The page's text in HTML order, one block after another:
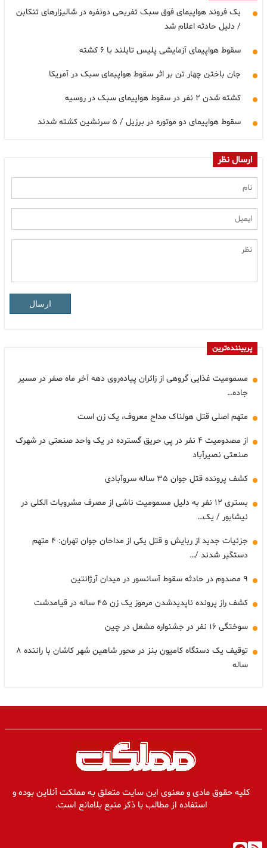
یک فروند هواپیمای فوق سبک تفریحی دونفره در شالیزارهای تنکابن
/ دلیل حادثه اعلام شد
سقوط هواپیمای آزمایشی پلیس تایلند با ۶ کشته
جان باختن چهار تن بر اثر سقوط هواپیمای سبک در آمریکا
کشته شدن ۲ نفر در سقوط هواپیمای سبک در روسیه
سقوط هواپیمای دو موتوره در برزیل / ۵ سرنشین کشته شدند
ارسال نظر
ارسال
پربیننده‌ترین
مسمومیت غذایی گروهی از زائران پیاده‌روی دهه آخر ماه صفر در مسیر
جاده…
متهم اصلی قتل هولناک مداح معروف، یک زن است
از مصدومیت ۴ نفر در پی حریق گسترده در یک واحد صنعتی در شهرک
صنعتی نصیرآباد
کشف پرونده قتل جوان ۳۵ ساله سروآبادی
بستری ۱۲ نفر به دلیل مسمومیت ناشی از مصرف مشروبات الکلی در
نیشابور / یک…
جزئیات جدید از ربایش و قتل یکی از مداحان جوان تهران: ۴ متهم
دستگیر شدند /…
۹ مصدوم در حادثه سقوط آسانسور در میدان آرژانتین
کشف راز پرونده ناپدیدشدن مرموز یک زن ۴۵ ساله در قیامدشت
سوختگی ۱۶ نفر در جشنواره مشعل در چین
توقیف یک دستگاه کامیون بنز در محور شاهین شهر کاشان با راننده ۸
ساله
کلیه حقوق مادی و معنوی این سایت متعلق به مملکت آنلاین بوده و
استفاده از مطالب با ذکر منبع بلامانع است.